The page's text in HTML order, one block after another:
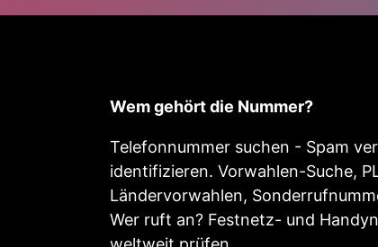
Wem gehört die Nummer?
Telefonnummer suchen - Spam
identifizieren. Vorwahlen-Suche,
Ländervorwahlen,
Wer ruft an? Festnetz- und